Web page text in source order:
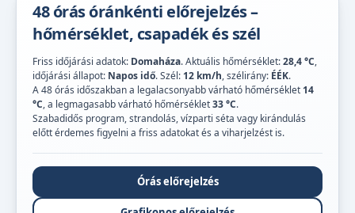
48 órás óránkénti előrejelzés –
hőmérséklet, csapadék és szél
Friss időjárási adatok: Domaháza. Aktuális hőmérséklet:28,4 °C,
időjárási állapot: Napos idő. Szél: 12 km/h, szélirány: ÉÉK.
A 48 órás időszakban a legalacsonyabb várható hőmérséklet 14
°C, a legmagasabb várható hőmérséklet33 °C.
Szabadidős program, strandolás, vízparti séta vagy kirándulás
előtt érdemes figyelni a friss adatokat és a viharjelzést is.
Órás előrejelzés